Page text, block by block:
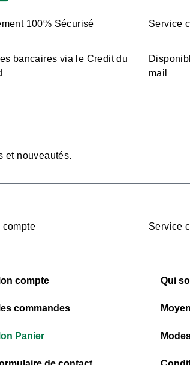
100% Sécurisé
bancaires via le Credit du
Service
mail
et nouveautés.
compte
compte
commandes
Panier
Service
Qui